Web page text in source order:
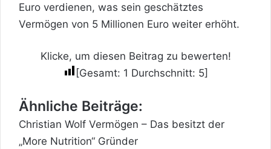
Euro verdienen, was sein geschätztes
Vermögen von 5 Millionen Euro weiter erhöht.
Klicke, um diesen Beitrag zu bewerten!
[Gesamt: 1 Durchschnitt: 5]
Ähnliche Beiträge:
Christian Wolf Vermögen – Das besitzt der
„More Nutrition“ Gründer